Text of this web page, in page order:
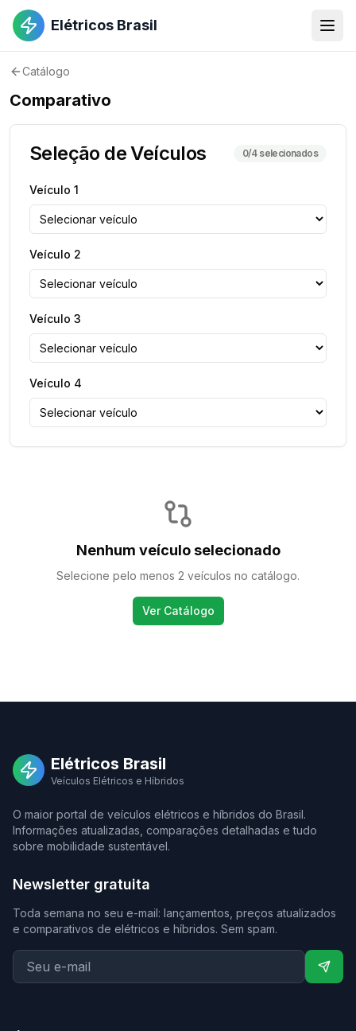
Elétricos Brasil
Catálogo
Comparativo
Seleção de Veículos 0/4 selecionados
Veículo 1
Veículo 2
Veículo 3
Veículo 4
Nenhum veículo selecionado
Selecione pelo menos 2 veículos no catálogo.
Ver Catálogo
Elétricos Brasil
Veículos Elétricos e Híbridos
O maior portal de veículos elétricos e híbridos do Brasil.
Informações atualizadas, comparações detalhadas e tudo
sobre mobilidade sustentável.
Newsletter gratuita
Toda semana no seu e-mail: lançamentos, preços atualizados
e comparativos de elétricos e híbridos. Sem spam.